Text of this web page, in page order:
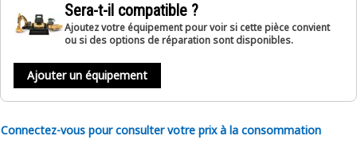
Sera-t-il compatible ?
Ajoutez votre équipement pour voir si cette pièce convient
ou si des options de réparation sont disponibles.
Ajouter un équipement
Connectez-vous pour consulter votre prix à la consommation